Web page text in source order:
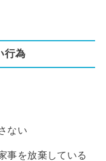
行為
ない
事を放棄している